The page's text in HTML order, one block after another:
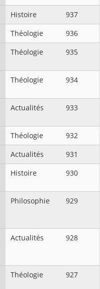
Histoire
937
Théologie
936
Théologie 935
Théologie 934
Actualités 933
Théologie
932
Actualités
931
Histoire 930
Philosophie 929
Actualités 928
Théologie 927